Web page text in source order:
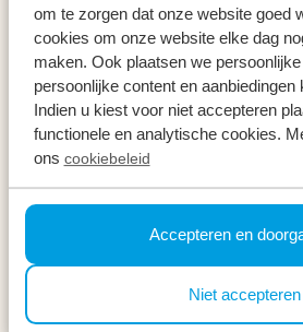
om te zorgen dat onze website goed
cookies om onze website elke dag
maken. Ook plaatsen we
persoonlijke content en aanbiedingen
Indien u kiest voor niet accepteren
functionele en analytische cookies.
ons cookiebeleid
Accepteren en
Niet accepteren
Urlaub
Im Urlaub
Newsletter
Erhalte, genau wie 100.000
die schönsten Regionen, die
Wochenendausflüge und die
Ihre E-Mail Adresse *